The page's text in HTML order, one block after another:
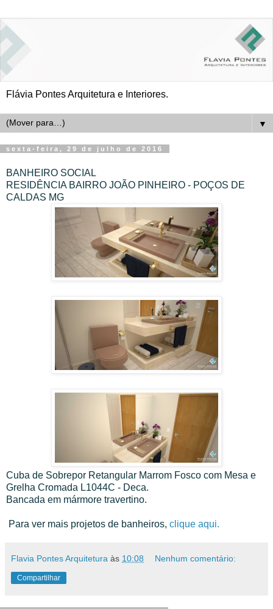
Flávia Pontes Arquitetura e Interiores.
▼
sexta-feira, 29 de julho de 2016
BANHEIRO SOCIAL
RESIDÊNCIA BAIRRO JOÃO PINHEIRO - POÇOS DE
CALDAS MG
Cuba de Sobrepor Retangular Marrom Fosco com Mesa e
Grelha Cromada L1044C - Deca.
Bancada em mármore travertino.
Para ver mais projetos de banheiros, clique aqui.
Flavia Pontes Arquitetura às 10:08 Nenhum comentário:
Compartilhar